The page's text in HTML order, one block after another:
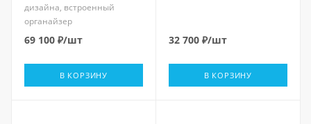
дизайна, встроенный
органайзер
69 100 ₽/шт
В КОРЗИНУ
32 700 ₽/шт
В КОРЗИНУ